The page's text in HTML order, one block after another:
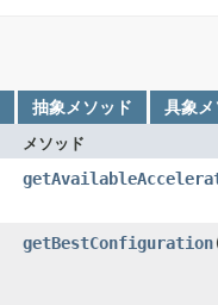
抽象メソッド 具象メ
メソッド
getBestConfiguration